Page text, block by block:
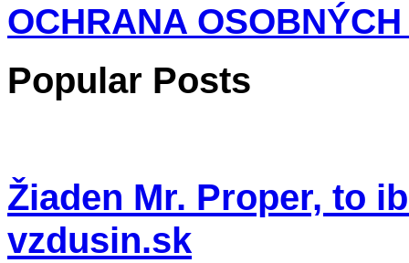
OCHRANA
Popular Posts
Žiaden Mr. Proper, to
vzdusin.sk